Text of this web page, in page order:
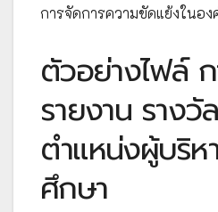
การจัดการความขัดแย้งในอง
ตัวอย่างไฟล์
รายงาน ราง
ตำแหน่งผู้บริห
ศึกษา